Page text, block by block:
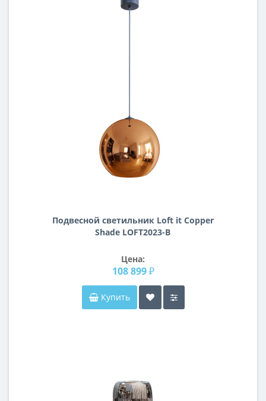
Подвесной светильник Loft it Copper
Shade LOFT2023-В
Цена:
108 899 ₽
Купить